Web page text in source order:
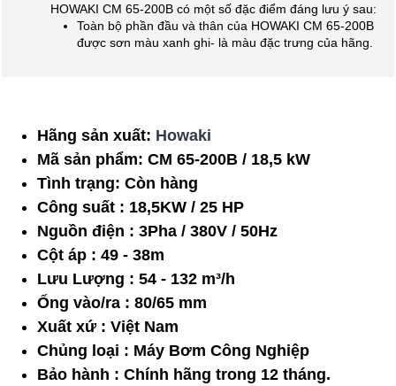
HOWAKI CM 65-200B có một số đặc điểm đáng lưu ý sau:
Toàn bộ phần đầu và thân của HOWAKI CM 65-200B
được sơn màu xanh ghi- là màu đặc trưng của hãng.
Hãng sản xuất: Howaki
Mã sản phẩm: CM 65-200B / 18,5 kW
Tình trạng: Còn hàng
Công suất : 18,5KW / 25 HP
Nguồn điện : 3Pha / 380V / 50Hz
Cột áp : 49 - 38m
Lưu Lượng : 54 - 132 m³/h
Ống vào/ra : 80/65 mm
Xuất xứ : Việt Nam
Chủng loại : Máy Bơm Công Nghiệp
Bảo hành : Chính hãng trong 12 tháng.